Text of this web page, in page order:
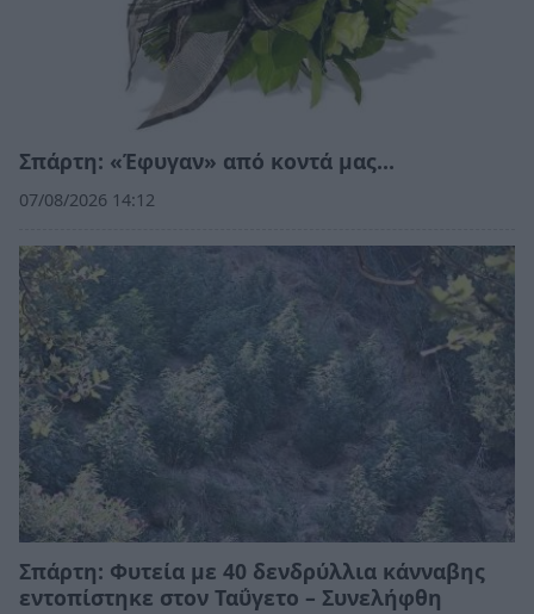
Σπάρτη: «Έφυγαν» από κοντά μας…
07/08/2026 14:12
Σπάρτη: Φυτεία με 40 δενδρύλλια κάνναβης
εντοπίστηκε στον Ταΰγετο – Συνελήφθη